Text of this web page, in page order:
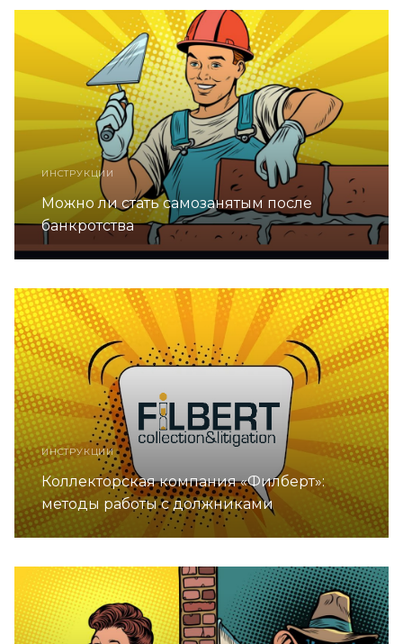
ИНСТРУКЦИИ
Можно ли стать самозанятым после
банкротства
ИНСТРУКЦИИ
Коллекторская компания «Филберт»:
методы работы с должниками